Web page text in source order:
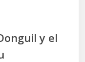
y el